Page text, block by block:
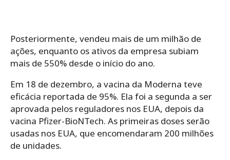
Posteriormente, vendeu mais de um milhão de
ações, enquanto os ativos da empresa subiam
mais de 550% desde o início do ano.
Em 18 de dezembro, a vacina da Moderna teve
eficácia reportada de 95%. Ela foi a segunda a ser
aprovada pelos reguladores nos EUA, depois da
vacina Pfizer-BioNTech. As primeiras doses serão
usadas nos EUA, que encomendaram 200 milhões
de unidades.